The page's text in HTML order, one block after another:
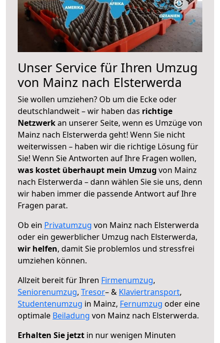
Unser Service für Ihren Umzug
von Mainz nach Elsterwerda
Sie wollen umziehen? Ob um die Ecke oder
deutschlandweit – wir haben das richtige
Netzwerkan unserer Seite, wenn es Umzüge von
Mainz nach Elsterwerda geht! Wenn Sie nicht
weiterwissen – haben wir die richtige Lösung für
Sie! Wenn Sie Antworten auf Ihre Fragen wollen,
was kostet überhaupt mein Umzug von Mainz
nach Elsterwerda – dann wählen Sie sie uns, denn
wir haben immer die passende Antwort auf Ihre
Fragen parat.
Ob ein Privatumzug von Mainz nach Elsterwerda
oder ein gewerblicher Umzug nach Elsterwerda,
wir helfen, damit Sie problemlos und stressfrei
umziehen können.
Allzeit bereit für Ihren Firmenumzug,
Seniorenumzug, Tresor– & Klaviertransport,
Studentenumzug in Mainz, Fernumzug oder eine
optimale Beiladung von Mainz nach Elsterwerda.
Erhalten Sie jetzt in nur wenigen Minuten